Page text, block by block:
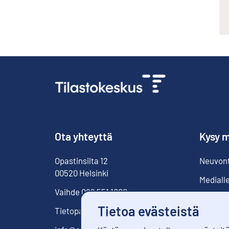
Tietoa evästeistä
Ota yhteyttä
Opastinsilta 12
00520 Helsinki
Vaihde 029 551 1000
Tietopalvelu029 551 2220
Kysy